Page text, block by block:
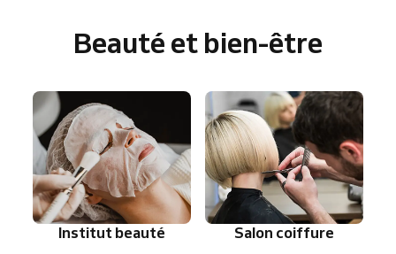
Beauté et bien-être
Institut beauté Salon coiffure